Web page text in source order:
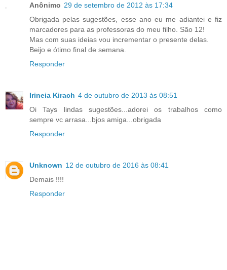
Anônimo 29 de setembro de 2012 às 17:34
Obrigada pelas sugestões, esse ano eu me adiantei e fiz
marcadores para as professoras do meu filho. São 12!
Mas com suas ideias vou incrementar o presente delas.
Beijo e ótimo final de semana.
Responder
Irineia Kirach 4 de outubro de 2013 às 08:51
Oi Tays lindas sugestões...adorei os trabalhos como
sempre vc arrasa...bjos amiga...obrigada
Responder
Unknown 12 de outubro de 2016 às 08:41
Demais !!!!
Responder